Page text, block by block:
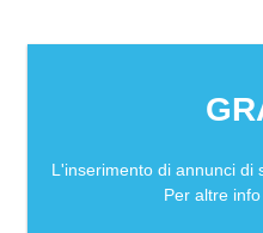
L'inserimento di annunci di
Per altre info